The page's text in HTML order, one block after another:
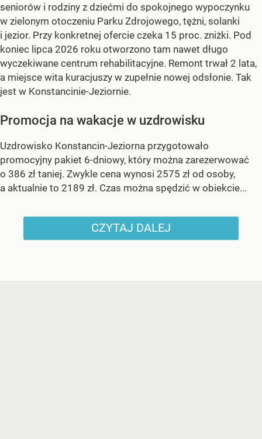
seniorów i rodziny z dziećmi do spokojnego wypoczynku
w zielonym otoczeniu Parku Zdrojowego, tężni, solanki
i jezior. Przy konkretnej ofercie czeka 15 proc. zniżki. Pod
koniec lipca 2026 roku otworzono tam nawet długo
wyczekiwane centrum rehabilitacyjne. Remont trwał 2 lata,
a miejsce wita kuracjuszy w zupełnie nowej odsłonie. Tak
jest w Konstancinie-Jeziornie.
Promocja na wakacje w uzdrowisku
Uzdrowisko Konstancin-Jeziorna przygotowało
promocyjny pakiet 6-dniowy, który można zarezerwować
o 386 zł taniej. Zwykle cena wynosi 2575 zł od osoby,
a aktualnie to 2189 zł. Czas można spędzić w obiekcie...
CZYTAJ DALEJ